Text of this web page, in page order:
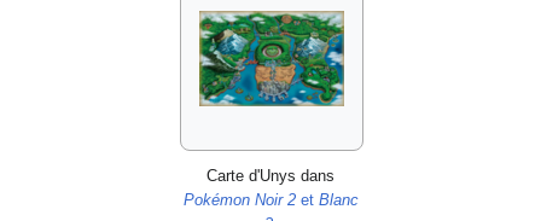
Carte d'Unys dans
Pokémon Noir 2et Blanc